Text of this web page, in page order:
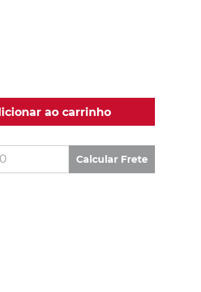
ao carrinho
Calcular Frete